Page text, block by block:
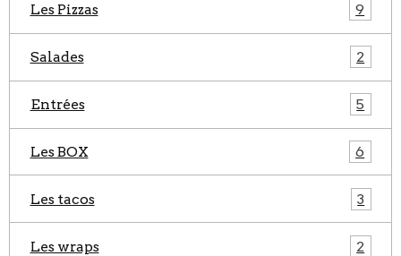
Les Pizzas 9
Salades 2
Entrées 5
Les BOX 6
Les tacos 3
Les wraps 2